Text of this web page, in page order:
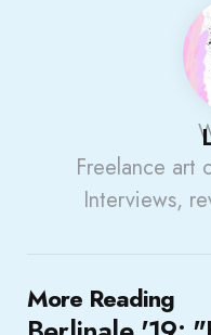
Freelance art
Interviews,
More Reading
Post